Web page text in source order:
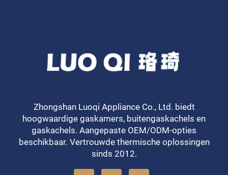
Zhongshan Luoqi Appliance Co., Ltd. biedt
hoogwaardige gaskamers, buitengaskachels en
gaskachels. Aangepaste OEM/ODM-opties
beschikbaar. Vertrouwde thermische oplossingen
sinds 2012.